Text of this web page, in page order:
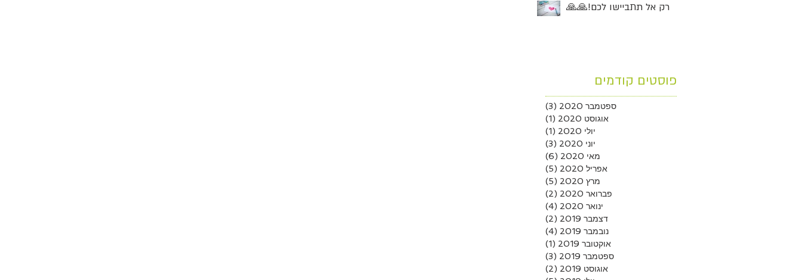
רק אל תתביישו לכם!🙏🙏
פוסטים קודמים
ספטמבר 2020 (3)
אוגוסט 2020
(1)
יולי 2020
(1)
יוני 2020
(3)
מאי 2020
(6)
אפריל 2020
(5)
מרץ 2020
(5)
פברואר 2020
(2)
ינואר 2020
(4)
דצמבר 2019
(2)
נובמבר 2019
(4)
אוקטובר 2019
(1)
ספטמבר 2019
(3)
אוגוסט 2019
(2)